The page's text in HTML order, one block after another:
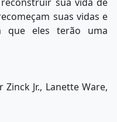
suas vidas e
que eles terão uma
Jr., Lanette Ware,